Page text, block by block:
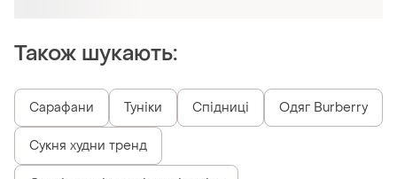
Також шукають: